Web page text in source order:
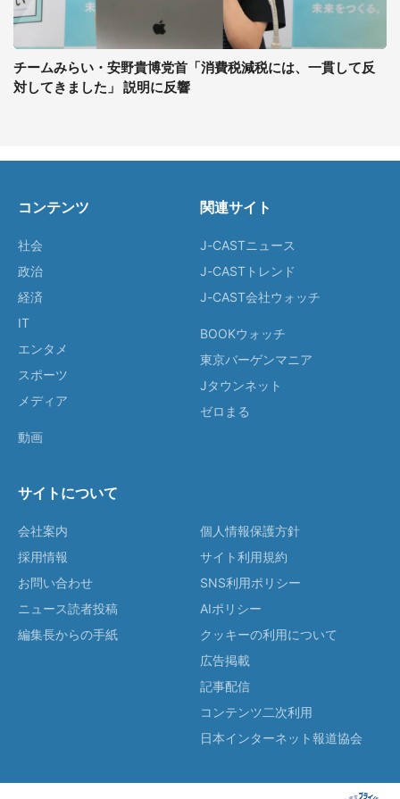
チームみらい・安野貴博党首「消費税減税には、一貫して反
対してきました」 説明に反響
コンテンツ
社会
政治
経済
IT
エンタメ
スポーツ
メディア
動画
関連サイト
J-CASTニュース
J-CASTトレンド
J-CAST会社ウォッチ
BOOKウォッチ
東京バーゲンマニア
Jタウンネット
ゼロまる
サイトについて
会社案内
採用情報
お問い合わせ
ニュース読者投稿
編集長からの手紙
個人情報保護方針
サイト利用規約
SNS利用ポリシー
AIポリシー
クッキーの利用について
広告掲載
記事配信
コンテンツ二次利用
日本インターネット報道協会